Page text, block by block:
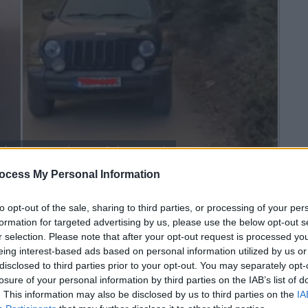
My Personal Information
opt-out of the sale, sharing to third parties, or processing of your
for targeted advertising by us, please use the below opt-out
selection. Please note that after your opt-out request is processed
interest-based ads based on personal information utilized by us
to third parties prior to your opt-out. You may separately
of your personal information by third parties on the IAB’s list of
This information may also be disclosed by us to third parties on the
για τις φωτιές και καλεί σε πογκρόμ
του οχήματος στην Αλεξανδρούπολη
στους δρόμους της πόλης και να
σε πογκρόμ. Το βίντεοπροκάλεσε σάλο
τουαυτοκινήτου, συνελήφθησαν